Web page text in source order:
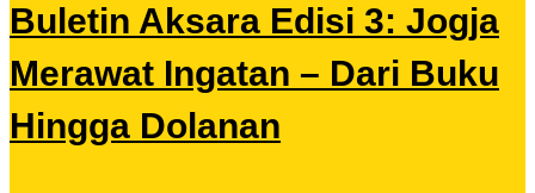
Buletin Aksara Edisi 3: Jogja
Merawat Ingatan – Dari Buku
Hingga Dolanan